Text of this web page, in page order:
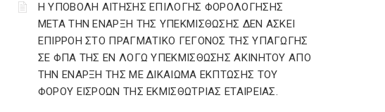
Η ΥΠΟΒΟΛΗ ΑΙΤΗΣΗΣ ΕΠΙΛΟΓΗΣ ΦΟΡΟΛΟΓΗΣΗΣ
ΜΕΤΑ ΤΗΝ ΕΝΑΡΞΗ ΤΗΣ ΥΠΕΚΜΙΣΘΩΣΗΣ ΔΕΝ ΑΣΚΕΙ
ΕΠΙΡΡΟΗ ΣΤΟ ΠΡΑΓΜΑΤΙΚΟ ΓΕΓΟΝΟΣ ΤΗΣ ΥΠΑΓΩΓΗΣ
ΣΕ ΦΠΑ ΤΗΣ ΕΝ ΛΟΓΩ ΥΠΕΚΜΙΣΘΩΣΗΣ ΑΚΙΝΗΤΟΥ ΑΠΟ
ΤΗΝ ΕΝΑΡΞΗ ΤΗΣ ΜΕ ΔΙΚΑΙΩΜΑ ΕΚΠΤΩΣΗΣ ΤΟΥ
ΦΟΡΟΥ ΕΙΣΡΟΩΝ ΤΗΣ ΕΚΜΙΣΘΩΤΡΙΑΣ ΕΤΑΙΡΕΙΑΣ.